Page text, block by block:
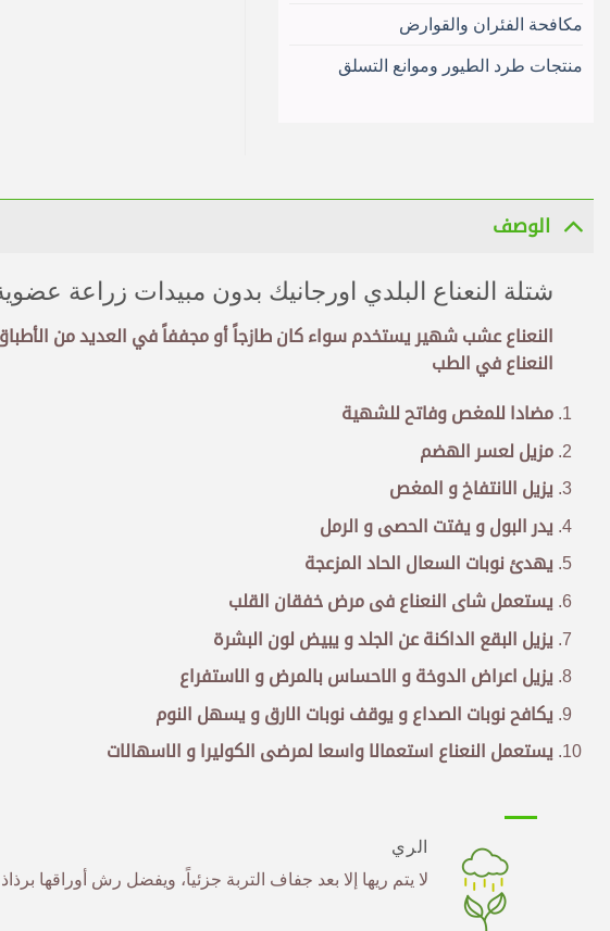
مكافحة الفئران والقوارض
منتجات طرد الطيور وموانع التسلق
الوصف
شتلة النعناع البلدي اورجانيك بدون مبيدات زراعة
النعناع عشب شهير يستخدم سواء كان طازجاً أو مجففاً في العديد من
النعناع في الطب
مضادا للمغص وفاتح للشهية
مزيل لعسر الهضم
يزيل الانتفاخ و المغص
يدر البول و يفتت الحصى و الرمل
يهدئ نوبات السعال الحاد المزعجة
يستعمل شاى النعناع فى مرض خفقان القلب
يزيل البقع الداكنة عن الجلد و يبيض لون البشرة
يزيل اعراض الدوخة و الاحساس بالمرض و الاستفراع
يكافح نوبات الصداع و يوقف نوبات الارق و يسهل النوم
يستعمل النعناع استعمالا واسعا لمرضى الكوليرا و الاسهالات
الري
لا يتم ريها إلا بعد جفاف التربة جزئياً، ويفضل رش أوراقها